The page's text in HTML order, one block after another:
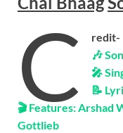
C
redit-
🎶
🎤
📝
🎬 Features:Arshad
Gottlieb